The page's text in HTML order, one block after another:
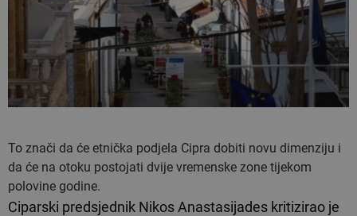
To znači da će etnička podjela Cipra dobiti novu dimenziju i
da će na otoku postojati dvije vremenske zone tijekom
polovine godine.
Ciparski predsjednik Nikos Anastasijades kritizirao je